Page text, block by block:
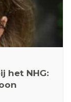
het NHG: